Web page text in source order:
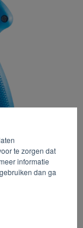
te zorgen dat
informatie
dan ga